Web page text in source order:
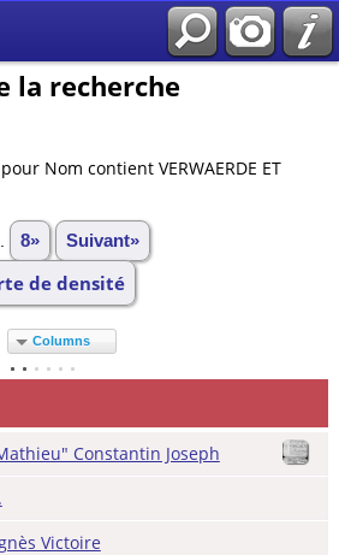
la recherche
Nom contient VERWAERDE ET
8» Suivant»
de densité
Columns
Constantin Joseph
Victoire